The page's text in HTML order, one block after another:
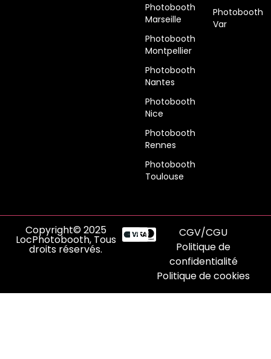
Photobooth
Marseille
Photobooth
Montpellier
Photobooth
Nantes
Photobooth
Nice
Photobooth
Rennes
Photobooth
Toulouse
Photobooth
Var
Copyright© 2025
LocPhotobooth, Tous
droits réservés.
CGV/CGU
Politique de
confidentialité
Politique de cookies